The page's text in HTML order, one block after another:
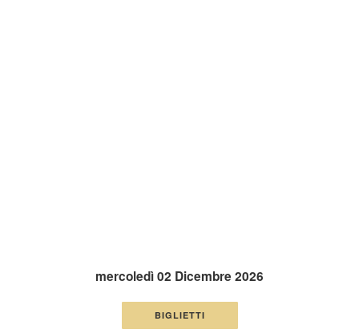
mercoledì 02 Dicembre 2026
BIGLIETTI